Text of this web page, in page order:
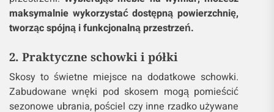
maksymalnie wykorzystać dostępną powierzchnię,
tworząc spójną i funkcjonalną przestrzeń.
2. Praktyczne schowki i półki
Skosy to świetne miejsce na dodatkowe schowki.
Zabudowane wnęki pod skosem mogą pomieścić
sezonowe ubrania, pościel czy inne rzadko używane